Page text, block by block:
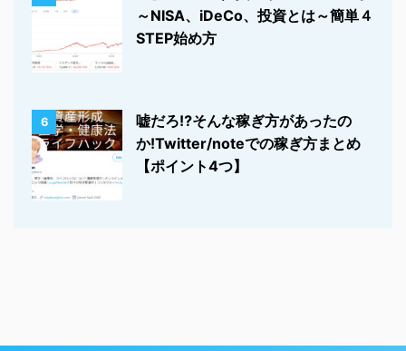
～NISA、iDeCo、投資とは～簡単４
STEP始め方
6
嘘だろ⁉そんな稼ぎ方があったの
か!Twitter/noteでの稼ぎ方まとめ
【ポイント4つ】